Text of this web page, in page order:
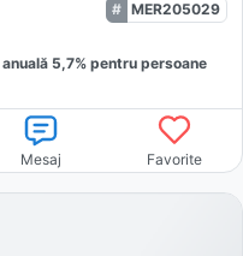
MER205029
anuală 5,7% pentru persoane
Mesaj Favorite